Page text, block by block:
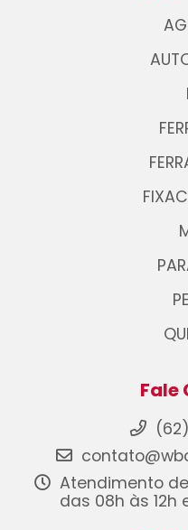
Fale
Atendimento
das 08h às 12h